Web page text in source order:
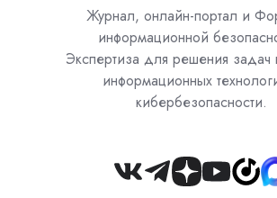
Журнал, онлайн-портал и
информационной
Экспертиза для решения задач
информационных
кибербезопасности.
Join